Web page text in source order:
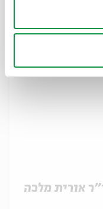
ה' | 09:00
אורית מלכה